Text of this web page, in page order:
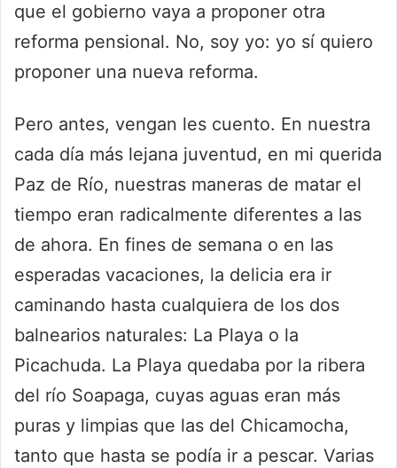
que el gobierno vaya a proponer otra
reforma pensional. No, soy yo: yo sí quiero
proponer una nueva reforma.
Pero antes, vengan les cuento. En nuestra
cada día más lejana juventud, en mi querida
Paz de Río, nuestras maneras de matar el
tiempo eran radicalmente diferentes a las
de ahora. En fines de semana o en las
esperadas vacaciones, la delicia era ir
caminando hasta cualquiera de los dos
balnearios naturales: La Playa o la
Picachuda. La Playa quedaba por la ribera
del río Soapaga, cuyas aguas eran más
puras y limpias que las del Chicamocha,
tanto que hasta se podía ir a pescar. Varias